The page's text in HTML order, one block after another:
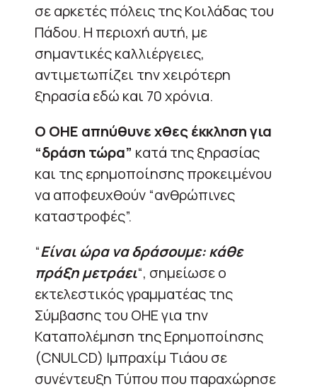
σε αρκετές πόλεις της Κοιλάδας του
Πάδου. Η περιοχή αυτή, με
σημαντικές καλλιέργειες,
αντιμετωπίζει την χειρότερη
ξηρασία εδώ και 70 χρόνια.
Ο ΟΗΕ απηύθυνε χθες έκκληση για
“δράση τώρα” κατά της ξηρασίας
και της ερημοποίησης προκειμένου
να αποφευχθούν “ανθρώπινες
καταστροφές”.
“Είναι ώρα να δράσουμε: κάθε
πράξη μετράει“, σημείωσε ο
εκτελεστικός γραμματέας της
Σύμβασης του ΟΗΕ για την
Καταπολέμηση της Ερημοποίησης
(CNULCD) Ιμπραχίμ Τιάου σε
συνέντευξη Τύπου που παραχώρησε